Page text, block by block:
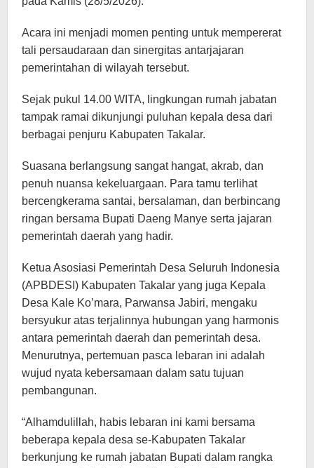
Acara ini menjadi momen penting untuk mempererat
tali persaudaraan dan sinergitas antarjajaran
pemerintahan di wilayah tersebut.
Sejak pukul 14.00 WITA, lingkungan rumah jabatan
tampak ramai dikunjungi puluhan kepala desa dari
berbagai penjuru Kabupaten Takalar.
Suasana berlangsung sangat hangat, akrab, dan
penuh nuansa kekeluargaan. Para tamu terlihat
bercengkerama santai, bersalaman, dan berbincang
ringan bersama Bupati Daeng Manye serta jajaran
pemerintah daerah yang hadir.
Ketua Asosiasi Pemerintah Desa Seluruh Indonesia
(APBDESI) Kabupaten Takalar yang juga Kepala
Desa Kale Ko’mara, Parwansa Jabiri, mengaku
bersyukur atas terjalinnya hubungan yang harmonis
antara pemerintah daerah dan pemerintah desa.
Menurutnya, pertemuan pasca lebaran ini adalah
wujud nyata kebersamaan dalam satu tujuan
pembangunan.
“Alhamdulillah, habis lebaran ini kami bersama
beberapa kepala desa se-Kabupaten Takalar
berkunjung ke rumah jabatan Bupati dalam rangka